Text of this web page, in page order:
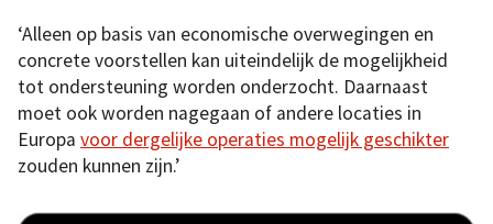
‘Alleen op basis van economische overwegingen en
concrete voorstellen kan uiteindelijk de mogelijkheid
tot ondersteuning worden onderzocht. Daarnaast
moet ook worden nagegaan of andere locaties in
Europa voor dergelijke operaties mogelijk geschikter
zouden kunnen zijn.’